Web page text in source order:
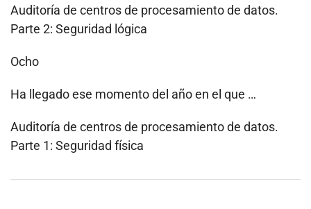
Auditoría de centros de procesamiento de datos.
Parte 2: Seguridad lógica
Ocho
Ha llegado ese momento del año en el que …
Auditoría de centros de procesamiento de datos.
Parte 1: Seguridad física